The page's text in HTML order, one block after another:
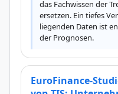
das Fachwissen der
ersetzen. Ein tiefes
liegenden Daten ist
der Prognosen.
EuroFinance-